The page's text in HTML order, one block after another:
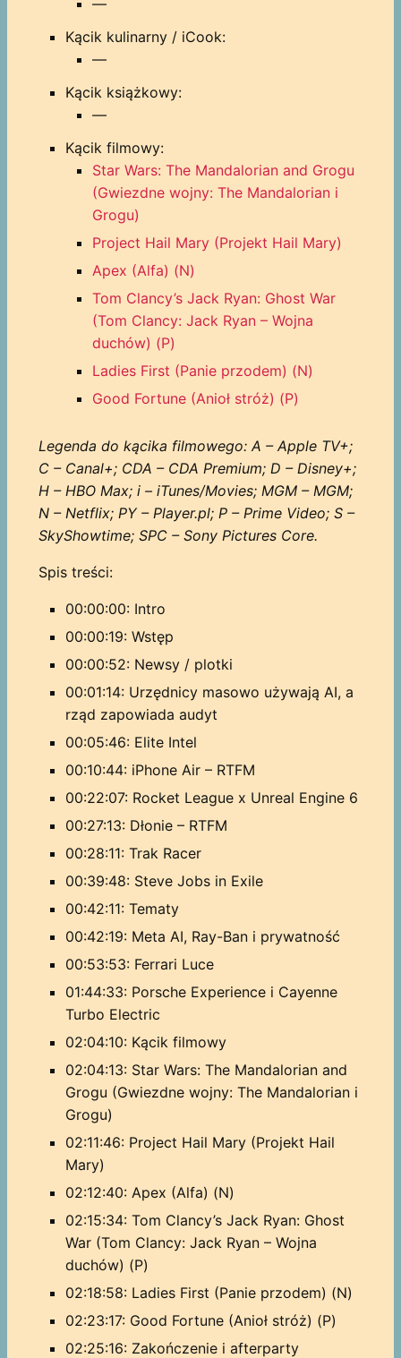
Kącik kulinarny / iCook:
—
Kącik książkowy:
—
Kącik filmowy:
Star Wars: The Mandalorian and Grogu
(Gwiezdne wojny: The Mandalorian i
Grogu)
Project Hail Mary (Projekt Hail Mary)
Apex (Alfa) (N)
Tom Clancy’s Jack Ryan: Ghost War
(Tom Clancy: Jack Ryan – Wojna
duchów) (P)
Ladies First (Panie przodem) (N)
Good Fortune (Anioł stróż) (P)
Legenda do kącika filmowego: A – Apple TV+;
C – Canal+; CDA – CDA Premium; D – Disney+;
H – HBO Max; i – iTunes/Movies; MGM – MGM;
N – Netflix; PY – Player.pl; P – Prime Video; S –
SkyShowtime; SPC – Sony Pictures Core.
Spis treści:
00:00:00: Intro
00:00:19: Wstęp
00:00:52: Newsy / plotki
00:01:14: Urzędnicy masowo używają AI, a
rząd zapowiada audyt
00:05:46: Elite Intel
00:10:44: iPhone Air – RTFM
00:22:07: Rocket League x Unreal Engine 6
00:27:13: Dłonie – RTFM
00:28:11: Trak Racer
00:39:48: Steve Jobs in Exile
00:42:11: Tematy
00:42:19: Meta AI, Ray-Ban i prywatność
00:53:53: Ferrari Luce
01:44:33: Porsche Experience i Cayenne
Turbo Electric
02:04:10: Kącik filmowy
02:04:13: Star Wars: The Mandalorian and
Grogu (Gwiezdne wojny: The Mandalorian i
Grogu)
02:11:46: Project Hail Mary (Projekt Hail
Mary)
02:12:40: Apex (Alfa) (N)
02:15:34: Tom Clancy’s Jack Ryan: Ghost
War (Tom Clancy: Jack Ryan – Wojna
duchów) (P)
02:18:58: Ladies First (Panie przodem) (N)
02:23:17: Good Fortune (Anioł stróż) (P)
02:25:16: Zakończenie i afterparty